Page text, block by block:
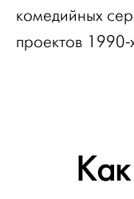
комедийных
проектов 1990-